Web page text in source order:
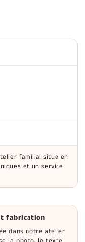
familial situé en
et un service
fabrication
dans notre atelier.